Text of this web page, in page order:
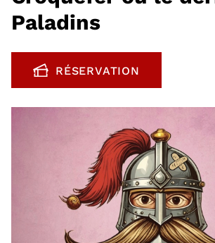
Paladins
RÉSERVATION
, OUVRE UNE